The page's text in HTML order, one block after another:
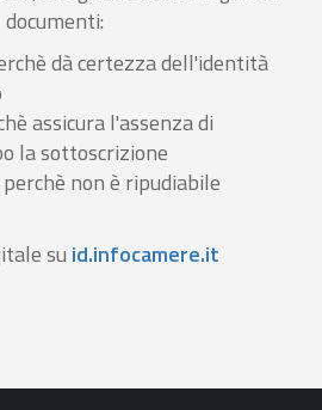
documenti:
dà certezza dell'identità
assicura l'assenza di
la sottoscrizione
non è ripudiabile
su id.infocamere.it